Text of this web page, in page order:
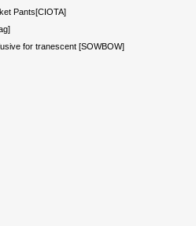
Pants[CIOTA]
for tranescent [SOWBOW]